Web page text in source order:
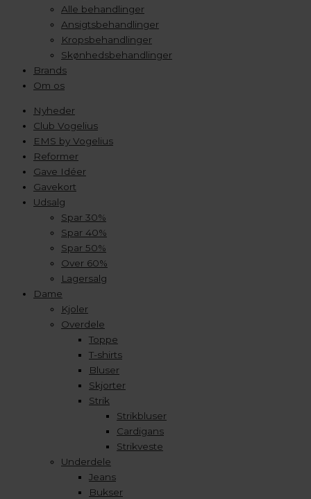
Alle behandlinger
Ansigtsbehandlinger
Kropsbehandlinger
Skønhedsbehandlinger
Brands
Om os
Nyheder
Club Vogelius
EMS by Vogelius
Reformer
Gave Idéer
Gavekort
Udsalg
Spar 30%
Spar 40%
Spar 50%
Over 60%
Lagersalg
Dame
Kjoler
Overdele
Toppe
T-shirts
Bluser
Skjorter
Strik
Strikbluser
Cardigans
Strikveste
Underdele
Jeans
Bukser